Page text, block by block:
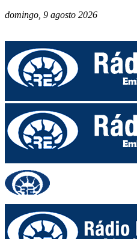
domingo, 9 agosto 2026